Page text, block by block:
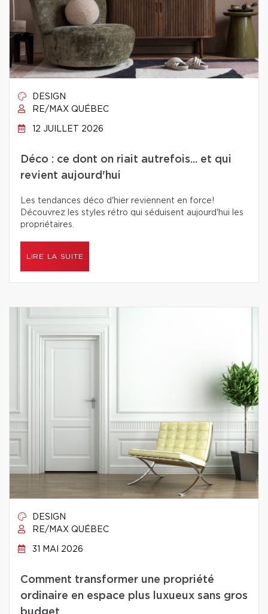
DESIGN
RE/MAX QUÉBEC
12 JUILLET 2026
Déco : ce dont on riait autrefois... et qui
revient aujourd'hui
Les tendances déco d'hier reviennent en force!
Découvrez les styles rétro qui séduisent aujourd'hui les
propriétaires.
LIRE LA SUITE
DESIGN
RE/MAX QUÉBEC
31 MAI 2026
Comment transformer une propriété
ordinaire en espace plus luxueux sans gros